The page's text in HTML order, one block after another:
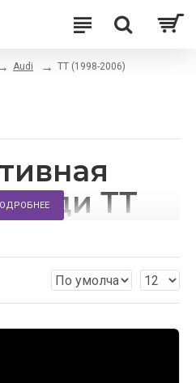
Audi TT (1998-2006)
Ауди ТТ
еще приятнее. Вы можете
на сайте, либо просто